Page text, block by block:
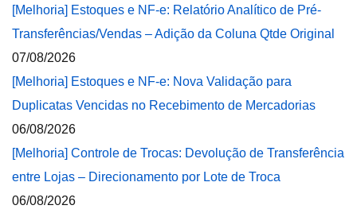
[Melhoria] Estoques e NF-e: Relatório Analítico de Pré-
Transferências/Vendas – Adição da Coluna Qtde Original
07/08/2026
[Melhoria] Estoques e NF-e: Nova Validação para
Duplicatas Vencidas no Recebimento de Mercadorias
06/08/2026
[Melhoria] Controle de Trocas: Devolução de Transferência
entre Lojas – Direcionamento por Lote de Troca
06/08/2026